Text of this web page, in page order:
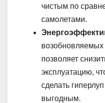
чистым по
самолетами.
возобновляемых
позволяет
эксплуатацию,
сделать
выгодным.